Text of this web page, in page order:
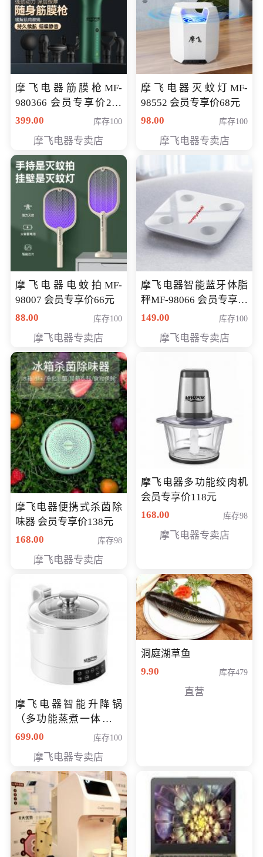
摩飞电器筋膜枪MF-
980366 会员专享价299
元
399.00 库存100
摩飞电器专卖店
摩飞电器灭蚊灯MF-
98552 会员专享价68元
98.00
库存100
摩飞电器专卖店
摩飞电器电蚊拍MF-
98007 会员专享价66元
88.00
库存100
摩飞电器专卖店
摩飞电器智能蓝牙体脂
秤MF-98066 会员专享价
98元
149.00 库存100
摩飞电器专卖店
摩飞电器便携式杀菌除
味器 会员专享价138元
168.00
库存98
摩飞电器专卖店
摩飞电器多功能绞肉机
会员专享价118元
168.00
库存98
摩飞电器专卖店
摩飞电器智能升降锅
（多功能蒸煮一体锅）
（智能升降养生锅） 会
699.00 库存100
摩飞电器专卖店
洞庭湖草鱼
9.90
库存479
直营